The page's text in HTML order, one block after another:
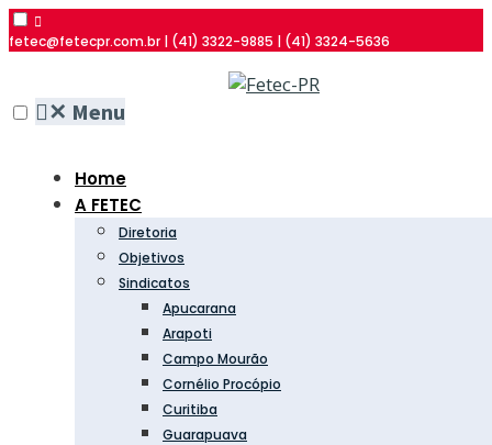
fetec@fetecpr.com.br | (41) 3322-9885 | (41) 3324-5636
✕ Menu
Home
A FETEC
Diretoria
Objetivos
Sindicatos
Apucarana
Arapoti
Campo Mourão
Cornélio Procópio
Curitiba
Guarapuava